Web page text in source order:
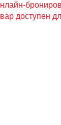
доступен